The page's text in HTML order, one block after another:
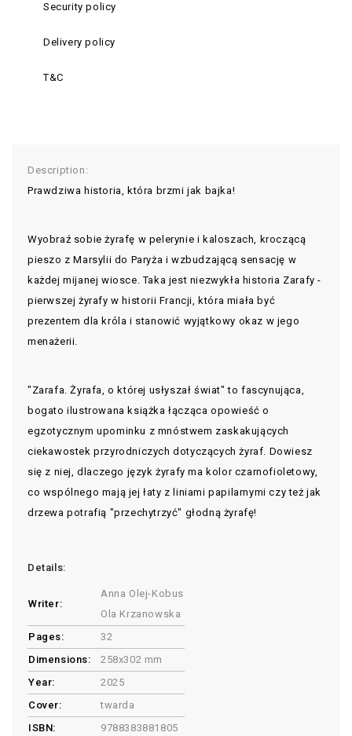
Security policy
Delivery policy
T&C
Description:
Prawdziwa historia, która brzmi jak bajka!
Wyobraź sobie żyrafę w pelerynie i kaloszach, kroczącą
pieszo z Marsylii do Paryża i wzbudzającą sensację w
każdej mijanej wiosce. Taka jest niezwykła historia Zarafy -
pierwszej żyrafy w historii Francji, która miała być
prezentem dla króla i stanowić wyjątkowy okaz w jego
menażerii.
"Zarafa. Żyrafa, o której usłyszał świat" to fascynująca,
bogato ilustrowana książka łącząca opowieść o
egzotycznym upominku z mnóstwem zaskakujących
ciekawostek przyrodniczych dotyczących żyraf. Dowiesz
się z niej, dlaczego język żyrafy ma kolor czarnofioletowy,
co wspólnego mają jej łaty z liniami papilarnymi czy też jak
drzewa potrafią "przechytrzyć" głodną żyrafę!
Details:
Writer:
Anna Olej-Kobus
Ola Krzanowska
Pages:
32
Dimensions:
258x302 mm
Year:
2025
Cover:
twarda
ISBN:
9788383881805